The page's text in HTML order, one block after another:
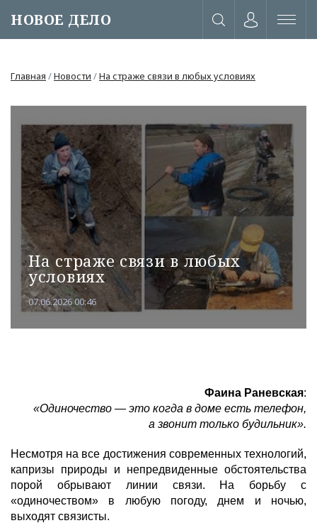
НОВОЕ ДЕЛО
или через соц. сети
Главная /Новости /На страже связи в любых условиях
На страже связи в любых
условиях
07.06.2026 00:46
Фаина Раневская:
«Одиночество — это когда в доме есть телефон,
а звонит только будильник».
Несмотря на все достижения современных технологий,
капризы природы и непредвиденные обстоятельства
порой обрывают линии связи. На борьбу с
«одиночеством» в любую погоду, днем и ночью,
выходят связисты.